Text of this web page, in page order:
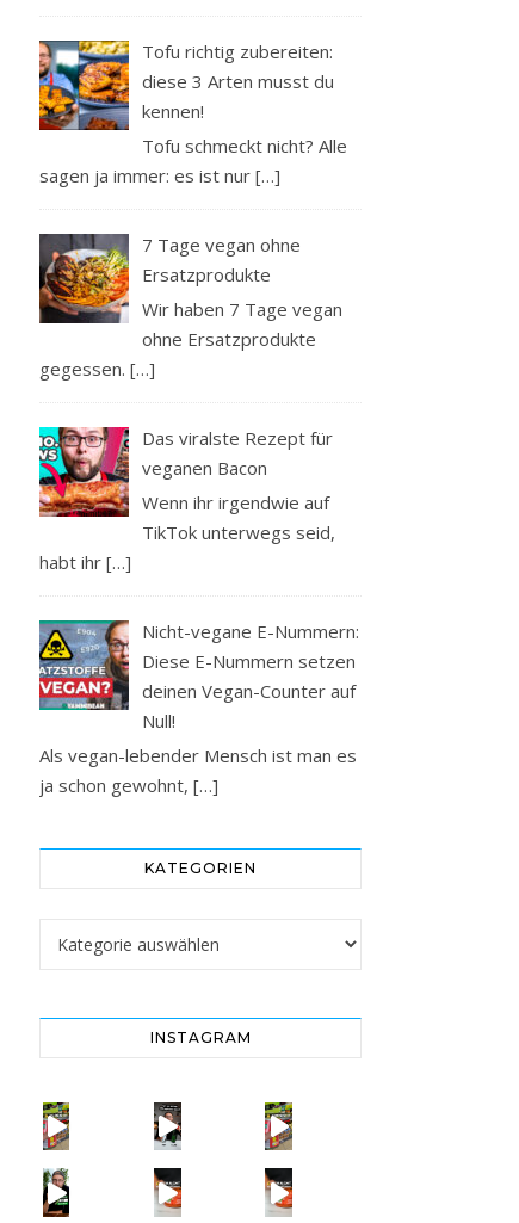
Tofu richtig zubereiten:
diese 3 Arten musst du
kennen!
Tofu schmeckt nicht? Alle
sagen ja immer: es ist nur […]
7 Tage vegan ohne
Ersatzprodukte
Wir haben 7 Tage vegan
ohne Ersatzprodukte
gegessen. […]
Das viralste Rezept für
veganen Bacon
Wenn ihr irgendwie auf
TikTok unterwegs seid,
habt ihr […]
Nicht-vegane E-Nummern:
Diese E-Nummern setzen
deinen Vegan-Counter auf
Null!
Als vegan-lebender Mensch ist man es
ja schon gewohnt, […]
KATEGORIEN
INSTAGRAM
Vorsicht! Eine Dell SCHOCK-STUDIE: Mehr Mikroplastik in Glasflaschen Vorsicht! Eine Dell
Erb Vorsicht: Fallt nicht auf Kinder-Gerichte rein! = BESSER?
Falsch gedacht!